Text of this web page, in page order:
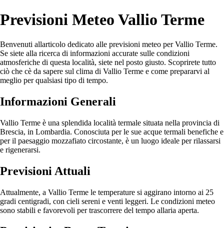
Previsioni Meteo Vallio Terme
Benvenuti allarticolo dedicato alle previsioni meteo per Vallio Terme.
Se siete alla ricerca di informazioni accurate sulle condizioni
atmosferiche di questa località, siete nel posto giusto. Scoprirete tutto
ciò che cè da sapere sul clima di Vallio Terme e come prepararvi al
meglio per qualsiasi tipo di tempo.
Informazioni Generali
Vallio Terme è una splendida località termale situata nella provincia di
Brescia, in Lombardia. Conosciuta per le sue acque termali benefiche e
per il paesaggio mozzafiato circostante, è un luogo ideale per rilassarsi
e rigenerarsi.
Previsioni Attuali
Attualmente, a Vallio Terme le temperature si aggirano intorno ai 25
gradi centigradi, con cieli sereni e venti leggeri. Le condizioni meteo
sono stabili e favorevoli per trascorrere del tempo allaria aperta.